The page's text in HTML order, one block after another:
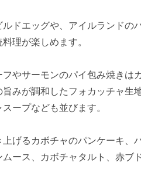
ドエッグや、アイルランドの
理が楽しめます。
やサーモンのパイ包み焼きは
みが調和したフォカッチャ生
ープなども並びます。
げるカボチャのパンケーキ、
ース、カボチャタルト、赤ブ